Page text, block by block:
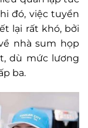
đó, việc tuyển
lại rất khó, bởi
nhà sum họp
dù mức lương
ba.